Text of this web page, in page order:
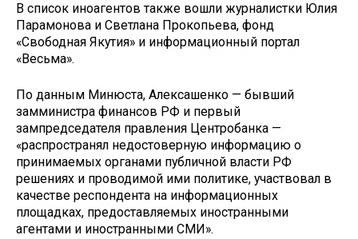
В список иноагентов также вошли журналистки Юлия
Парамонова и Светлана Прокопьева, фонд
«Свободная Якутия» и информационный портал
«Весьма».
По данным Минюста, Алексашенко — бывший
замминистра финансов РФ и первый
зампредседателя правления Центробанка —
«распространял недостоверную информацию о
принимаемых органами публичной власти РФ
решениях и проводимой ими политике, участвовал в
качестве респондента на информационных
площадках, предоставляемых иностранными
агентами и иностранными СМИ».